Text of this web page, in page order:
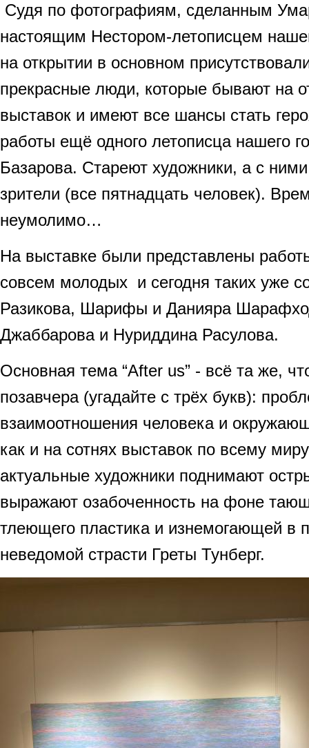
Судя по фотографиям, сделанным
настоящим Нестором-летописцем
на открытии в основном
прекрасные люди, которые бывают на
выставок и имеют все шансы стать
работы ещё одного летописца нашего
Базарова. Стареют художники, а с
зрители (все пятнадцать человек).
неумолимо…
На выставке были представлены
совсем молодых и сегодня таких уже
Разикова, Шарифы и Данияра
Джаббарова и Нуриддина Расулова.
Основная тема “After us” - всё та же,
позавчера (угадайте с трёх букв):
взаимоотношения человека и
как и на сотнях выставок по всему
актуальные художники поднимают
выражают озабоченность на фоне
тлеющего пластика и изнемогающей в
неведомой страсти Греты Тунберг.